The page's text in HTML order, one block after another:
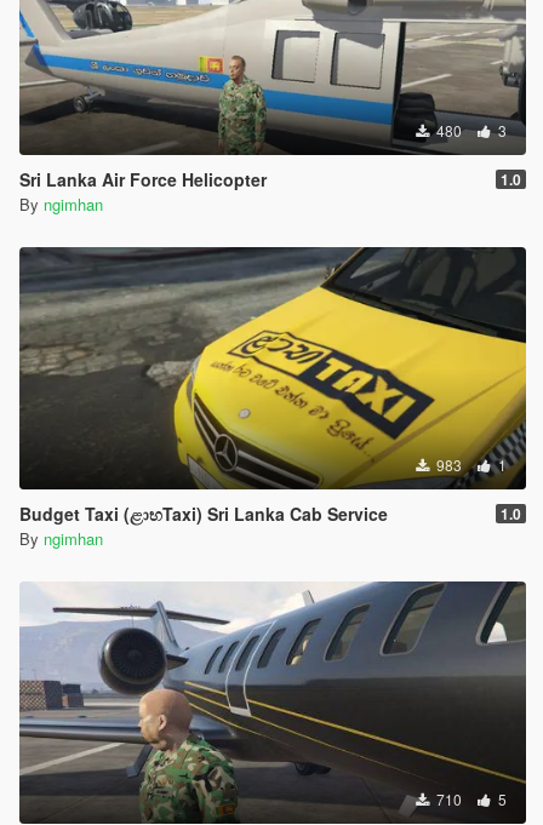
480 3
Sri Lanka Air Force Helicopter 1.0
By ngimhan
983 1
Budget Taxi (ළාභTaxi) Sri Lanka Cab Service 1.0
By ngimhan
710 5